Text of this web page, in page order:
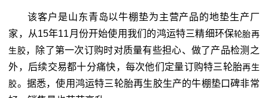
该客户是山东青岛以牛棚垫为主营产品的地垫生产厂
家，从15年11月份开始使用我们的鸿运特三精细环保轮胎再
生胶，除了第一次订购时对质量有些担心、做了产品检测之
外，后续交易都十分痛快，每次他们定量订购特三轮胎再生
胶。据悉，使用鸿运特三轮胎再生胶生产的牛棚垫口碑非常